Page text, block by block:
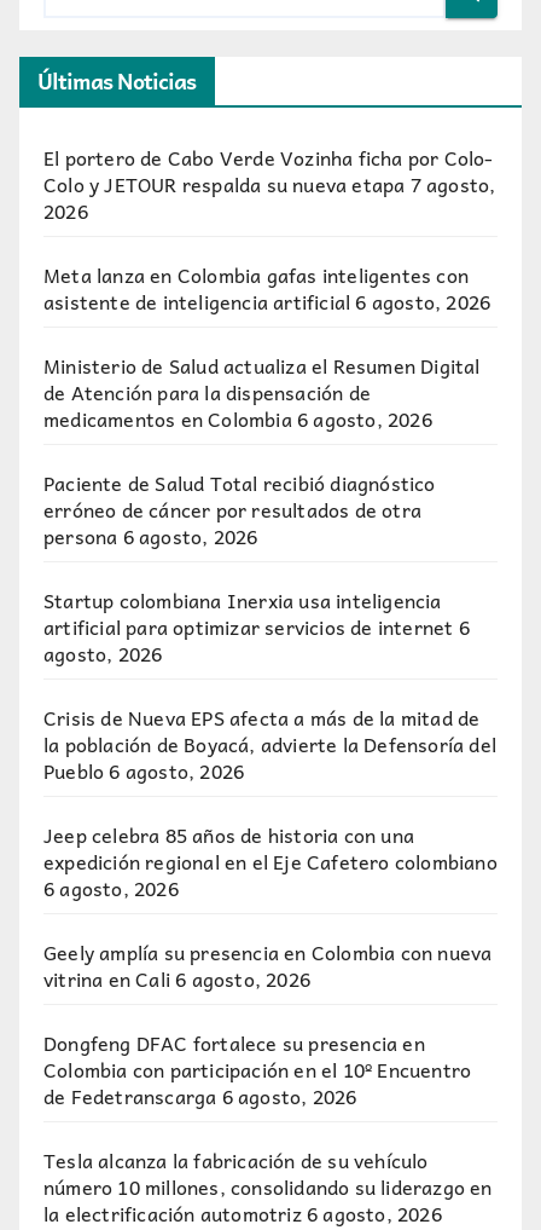
Últimas Noticias
El portero de Cabo Verde Vozinha ficha por Colo-
Colo y JETOUR respalda su nueva etapa7 agosto,
2026
Meta lanza en Colombia gafas inteligentes con
asistente de inteligencia artificial 6 agosto, 2026
Ministerio de Salud actualiza el Resumen Digital
de Atención para la dispensación de
medicamentos en Colombia6 agosto, 2026
Paciente de Salud Total recibió diagnóstico
erróneo de cáncer por resultados de otra
persona6 agosto, 2026
Startup colombiana Inerxia usa inteligencia
artificial para optimizar servicios de internet 6
agosto, 2026
Crisis de Nueva EPS afecta a más de la mitad de
la población de Boyacá, advierte la Defensoría del
Pueblo6 agosto, 2026
Jeep celebra 85 años de historia con una
expedición regional en el Eje Cafetero colombiano
6 agosto, 2026
Geely amplía su presencia en Colombia con nueva
vitrina en Cali 6 agosto, 2026
Dongfeng DFAC fortalece su presencia en
Colombia con participación en el 10º Encuentro
de Fedetranscarga6 agosto, 2026
Tesla alcanza la fabricación de su vehículo
número 10 millones, consolidando su liderazgo en
la electrificación automotriz6 agosto, 2026